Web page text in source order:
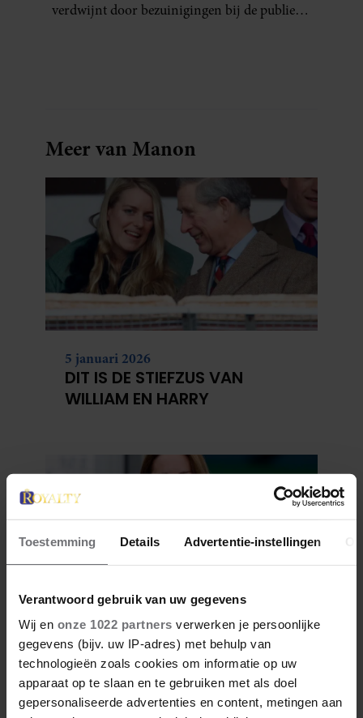
Toestemming Details Advertentie-instellingen
Verantwoord gebruik van uw gegevens
Wij en onze 1022 partners verwerken je persoonlijke
gegevens (bijv. uw IP-adres) met behulp van
technologieën zoals cookies om informatie op uw
apparaat op te slaan en te gebruiken met als doel
gepersonaliseerde advertenties en content, metingen aan
verdwijnt door bezuinigingen bij de publieke
Meer van Manon
5 januari 2026
DIT IS DE STIEFZUS VAN
WILLIAM EN HARRY
4 januari 2026
ZO ZAG CATHERINE
MIDDLETON ERUIT TOEN ZE
MODEL WAS